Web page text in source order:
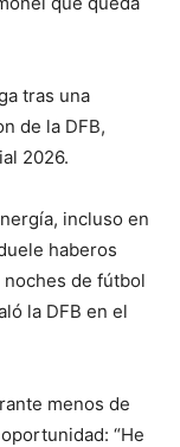
tras una
de la DFB,
2026.
incluso en
haberos
de fútbol
la DFB en el
menos de
“He